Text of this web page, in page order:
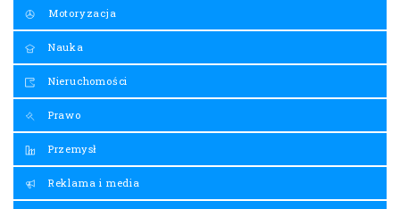
Motoryzacja
Nauka
Nieruchomości
Prawo
Przemysł
Reklama i media